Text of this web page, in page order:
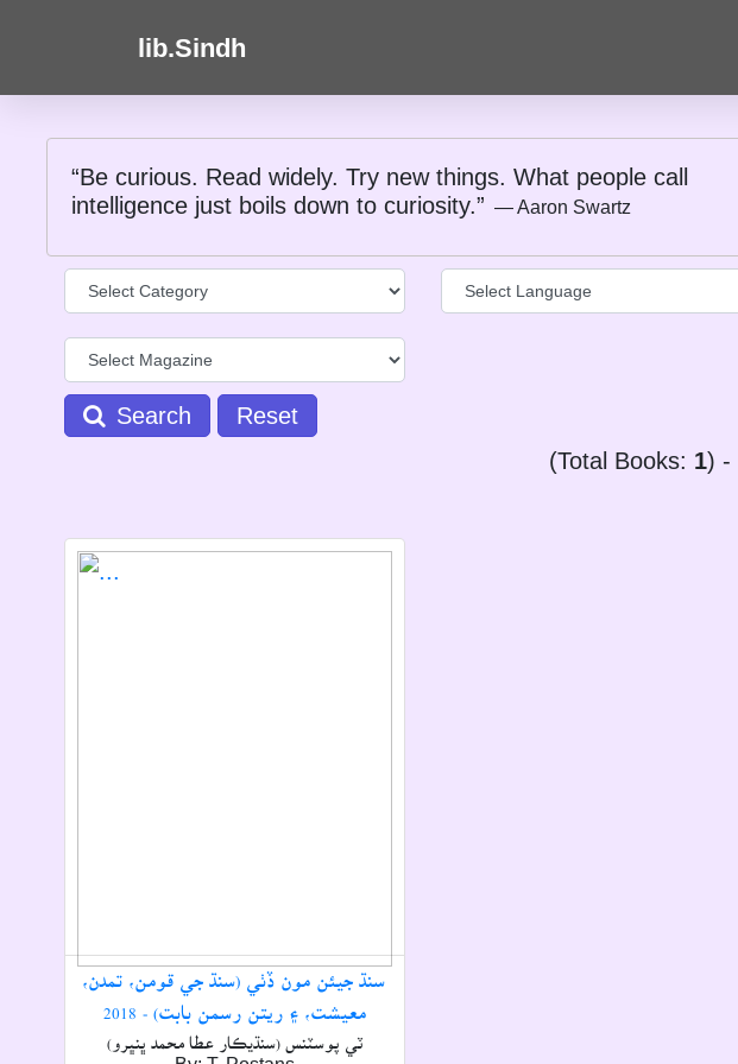
lib.Sindh
“Be curious. Read widely. Try new things. What people call
intelligence just boils down to curiosity.” ― Aaron Swartz
Search
Reset
(Total Books: 1) -
سنڌ جيئن مون ڏٺي (سنڌ جي قومن، تمدن،
معيشت، ۽ ريتن رسمن بابت) - 2018
ٽي پوسٽنس (سنڌيڪار عطا محمد ڀنڀرو)